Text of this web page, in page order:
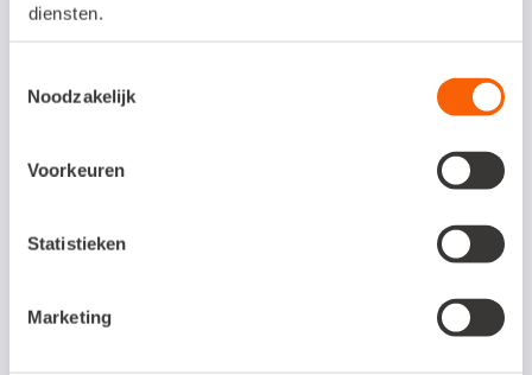
diensten.
Noodzakelijk
Voorkeuren
Statistieken
Marketing
regelmatig voor bijna een derde uit
nemen door klanten te verleiden tot
een winstgevend businessmodel mogelijk.”
webshop met Snelstart